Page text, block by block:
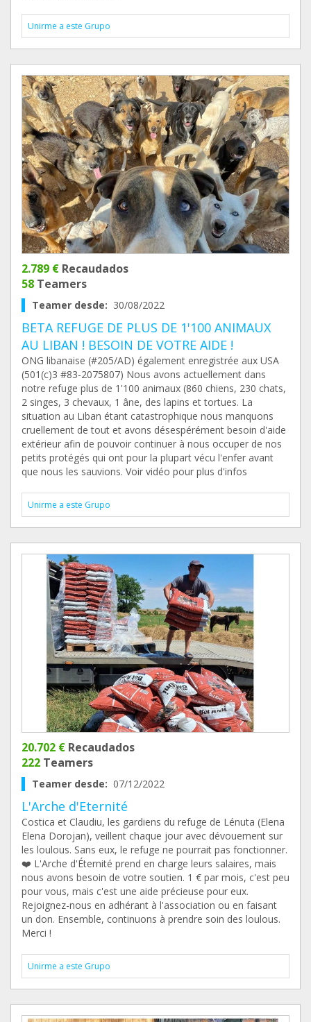
Unirme a este Grupo
2.789 € Recaudados
58 Teamers
Teamer desde: 30/08/2022
BETA REFUGE DE PLUS DE 1'100 ANIMAUX
AU LIBAN ! BESOIN DE VOTRE AIDE !
ONG libanaise (#205/AD) également enregistrée aux USA
(501(c)3 #83-2075807) Nous avons actuellement dans
notre refuge plus de 1'100 animaux (860 chiens, 230 chats,
2 singes, 3 chevaux, 1 âne, des lapins et tortues. La
situation au Liban étant catastrophique nous manquons
cruellement de tout et avons désespérément besoin d'aide
extérieur afin de pouvoir continuer à nous occuper de nos
petits protégés qui ont pour la plupart vécu l'enfer avant
que nous les sauvions. Voir vidéo pour plus d'infos
Unirme a este Grupo
20.702 € Recaudados
222 Teamers
Teamer desde: 07/12/2022
L'Arche d'Eternité
Costica et Claudiu, les gardiens du refuge de Lénuta (Elena
Elena Dorojan), veillent chaque jour avec dévouement sur
les loulous. Sans eux, le refuge ne pourrait pas fonctionner.
❤️ L'Arche d'Éternité prend en charge leurs salaires, mais
nous avons besoin de votre soutien. 1 € par mois, c'est peu
pour vous, mais c'est une aide précieuse pour eux.
Rejoignez-nous en adhérant à l'association ou en faisant
un don. Ensemble, continuons à prendre soin des loulous.
Merci !
Unirme a este Grupo